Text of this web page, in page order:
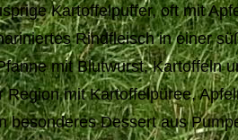
Kartoffelpuffer, oft mit
Rindfleisch in einer
mit Blutwurst, Kartoffeln
mit Kartoffelpüree,
besonderes Dessert aus